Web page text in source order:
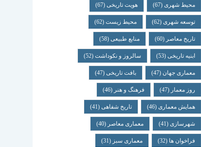
محیط شهری(67) هویت تاریخی(67)
توسعه شهری(62) محیط زیست(62)
تاریخ معاصر (60) منابع طبیعی(58)
ابنیه تاریخی(53) سالروز و نکوداشت(52)
معماری جهان (47) بافت تاریخی(47)
روز معمار (47) فرهنگ و هنر (46)
همایش معماری(46) تاریخ شفاهی(41)
شهرسازی(41) معماری معاصر (40)
فراخوان ها (32) معماری سبز (31)